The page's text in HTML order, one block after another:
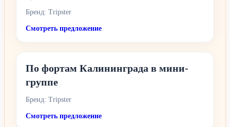
Бренд: Tripster
Смотреть предложение
По фортам Калининграда в мини-
группе
Бренд: Tripster
Смотреть предложение